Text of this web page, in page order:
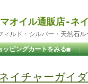
オイル通販店-ネ
ルド・シルバー・天然石
ッピングカートをみる■ ｜
イチャーガイ